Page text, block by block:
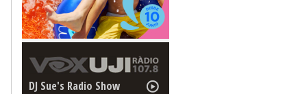
DJ Sue's Radio Show